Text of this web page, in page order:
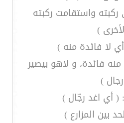
واستقامت ركبته
)
لا فائدة منه )
فائدة، و لاهو بيصير
رجال )
أي اغد رجّال )
بين المزارع )